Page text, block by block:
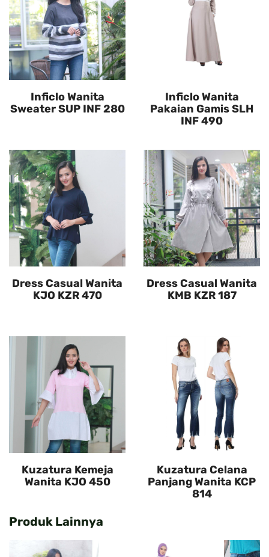
Inficlo Wanita
Sweater SUP INF 280
Inficlo Wanita
Pakaian Gamis SLH
INF 490
Dress Casual Wanita
KJO KZR 470
Dress Casual Wanita
KMB KZR 187
Kuzatura Kemeja
Wanita KJO 450
Kuzatura Celana
Panjang Wanita KCP
814
Produk Lainnya